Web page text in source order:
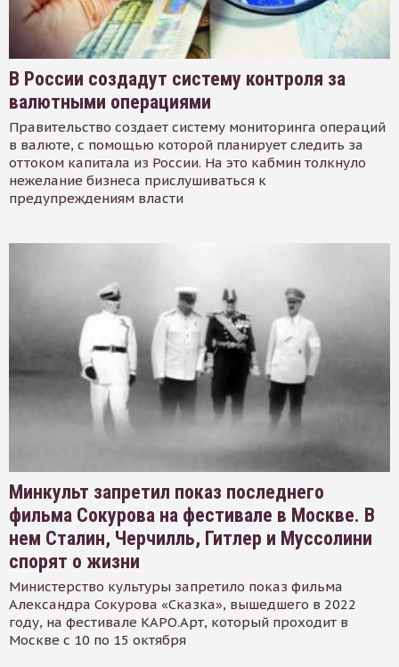
В России создадут систему контроля за
валютными операциями
Правительство создает систему мониторинга операций
в валюте, с помощью которой планирует следить за
оттоком капитала из России. На это кабмин толкнуло
нежелание бизнеса прислушиваться к
предупреждениям власти
Минкульт запретил показ последнего
фильма Сокурова на фестивале в Москве. В
нем Сталин, Черчилль, Гитлер и Муссолини
спорят о жизни
Министерство культуры запретило показ фильма
Александра Сокурова «Сказка», вышедшего в 2022
году, на фестивале КАРО.Арт, который проходит в
Москве с 10 по 15 октября